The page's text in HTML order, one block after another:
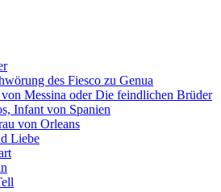
des Fiesco zu Genua
Messina oder Die feindlichen Brüder
Infant von Spanien
von Orleans
Liebe